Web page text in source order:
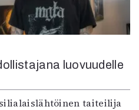
luovuudelle
taiteilija